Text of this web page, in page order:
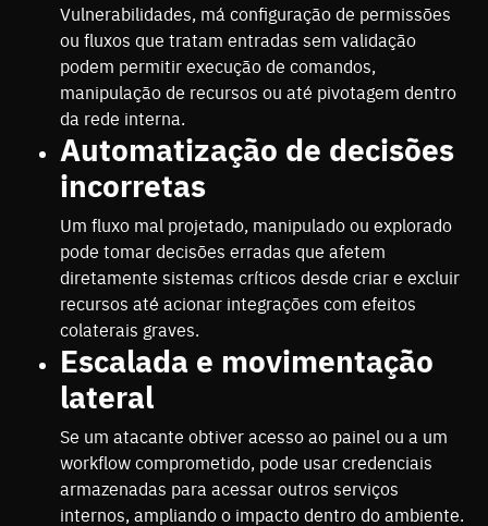
Vulnerabilidades, má configuração de permissões
ou fluxos que tratam entradas sem validação
podem permitir execução de comandos,
manipulação de recursos ou até pivotagem dentro
da rede interna.
Automatização de decisões
incorretas
Um fluxo mal projetado, manipulado ou explorado
pode tomar decisões erradas que afetem
diretamente sistemas críticos desde criar e excluir
recursos até acionar integrações com efeitos
colaterais graves.
Escalada e movimentação
lateral
Se um atacante obtiver acesso ao painel ou a um
workflow comprometido, pode usar credenciais
armazenadas para acessar outros serviços
internos, ampliando o impacto dentro do ambiente.